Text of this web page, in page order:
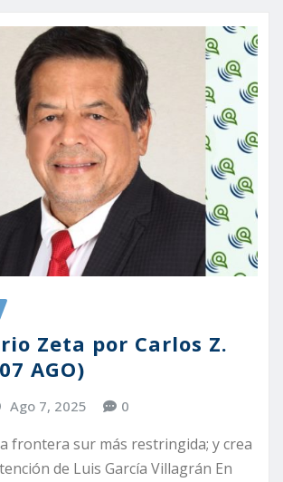
Zeta por Carlos Z.
AGO)
Ago 7, 2025 0
frontera sur más restringida; y crea
de Luis García Villagrán En